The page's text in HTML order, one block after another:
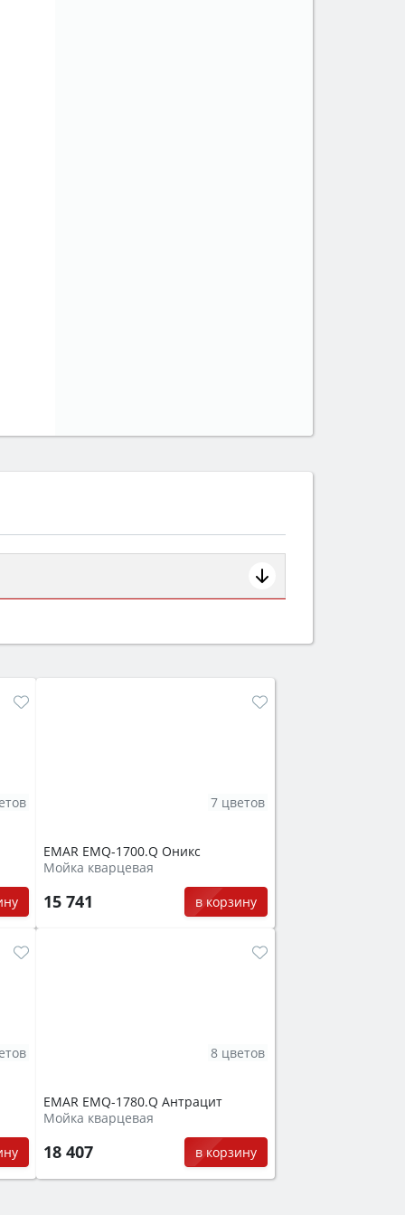
от детей).
EMAR EMQ-1700.Q Оникс
Мойка кварцевая
15 741 в корзину
7 цветов
EMAR EMQ-1780.Q Антрацит
Мойка кварцевая
18 407 в корзину
8 цветов